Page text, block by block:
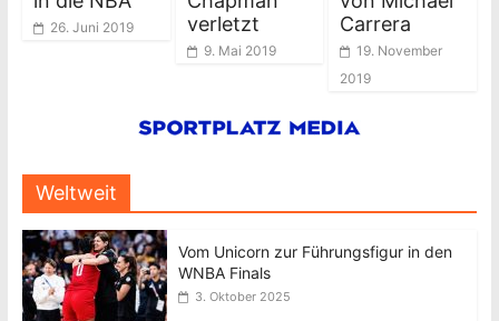
26. Juni 2019
verletzt
9. Mai 2019
Carrera
19. November
2019
Weltweit
Vom Unicorn zur Führungsfigur in den
WNBA Finals
3. Oktober 2025